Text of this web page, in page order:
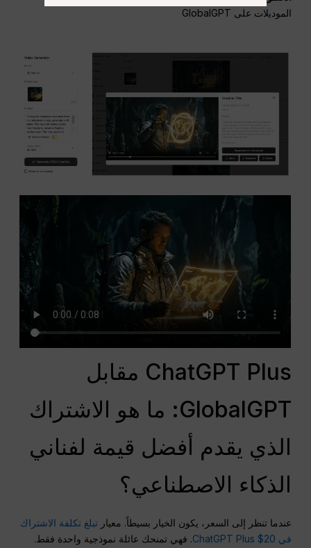
الموديلات على GlobalGPT
ChatGPT Plus مقابل
GlobalGPT: ما هو الاشتراك
الذي يقدم أفضل قيمة لفناني
الذكاء الاصطناعي؟
عندما تنظر إلى السعر، يكون الخيار بسيطاً. معيارتبلغ تكلفة الاشتراك
في ChatGPT Plus $20
. فهي تمنحك عائلة نموذجية واحدة فقط.